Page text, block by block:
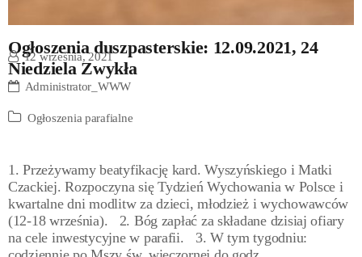
Ogłoszenia duszpasterskie: 12.09.2021, 24
Niedziela Zwykła
12 września, 2021
Administrator_WWW
Ogłoszenia parafialne
1. Przeżywamy beatyfikację kard. Wyszyńskiego i Matki
Czackiej. Rozpoczyna się Tydzień Wychowania w Polsce i
kwartalne dni modlitw za dzieci, młodzież i wychowawców
(12-18 września). 2. Bóg zapłać za składane dzisiaj ofiary
na cele inwestycyjne w parafii. 3. W tym tygodniu: